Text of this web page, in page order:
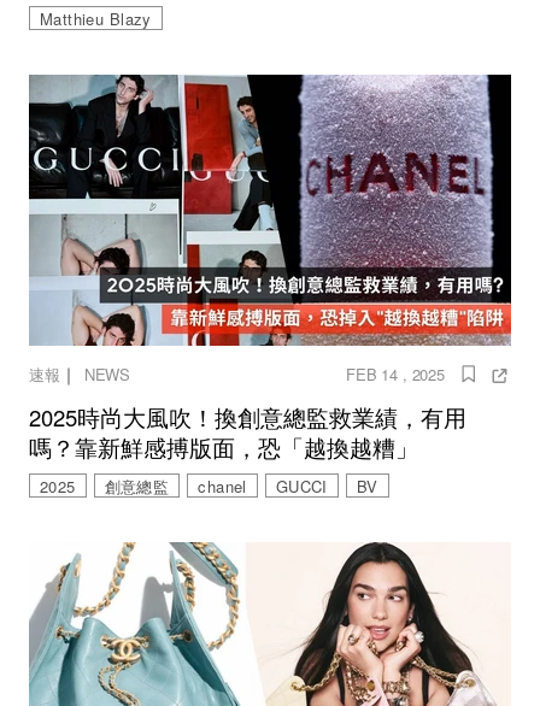
Matthieu Blazy
速報 ｜ NEWS FEB 14 , 2025
2025時尚大風吹！換創意總監救業績，有用
嗎？靠新鮮感搏版面，恐「越換越糟」
2025 創意總監 chanel GUCCI BV